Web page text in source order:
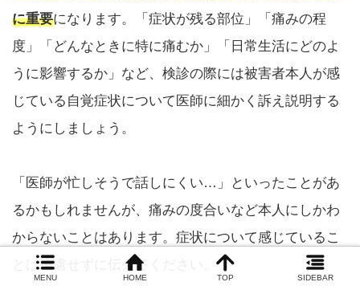
に重要になります。「症状が残る部位」「痛みの程
度」「どんなときに特に痛むか」「日常生活にどのよ
うに影響するか」など、検診の際には被害者本人が感
じている自覚症状について医師に細かく訴え説明する
ようにしましょう。
「医師が忙しそうで話しにくい…」といったことがあ
るかもしれませんが、痛みの度合いなど本人にしかわ
からないことはあります。症状について感じているこ
とは遠慮せずに伝えてください。
MENU HOME TOP SIDEBAR